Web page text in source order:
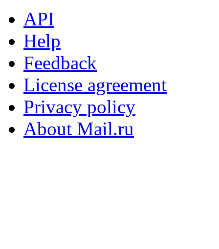
API
Help
Feedback
License agreement
Privacy policy
About Mail.ru